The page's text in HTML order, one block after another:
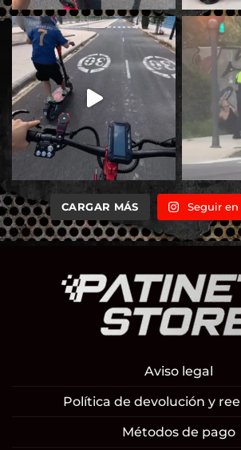
CARGAR MÁS Seguir
Aviso legal
Política de devolución y
Métodos de pago